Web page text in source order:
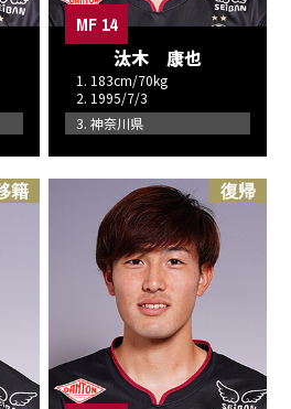
MF 14
汰木 康也
1. 183cm/70kg
2. 1995/7/3
3. 神奈川県
籍 復帰